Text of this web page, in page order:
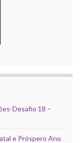
Desafio 18 –
e Próspero Ano